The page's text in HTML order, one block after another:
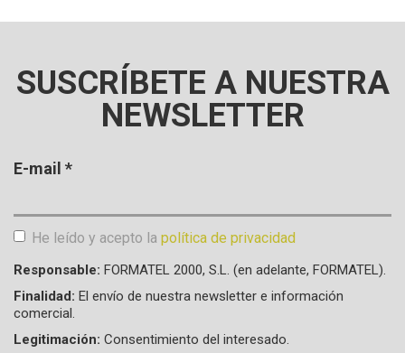
SUSCRÍBETE A NUESTRA
NEWSLETTER
E-mail *
He leído y acepto la política de privacidad
Aceptación de condiciones
Responsable: FORMATEL 2000, S.L. (en adelante, FORMATEL).
Finalidad: El envío de nuestra newsletter e información
comercial.
Legitimación: Consentimiento del interesado.